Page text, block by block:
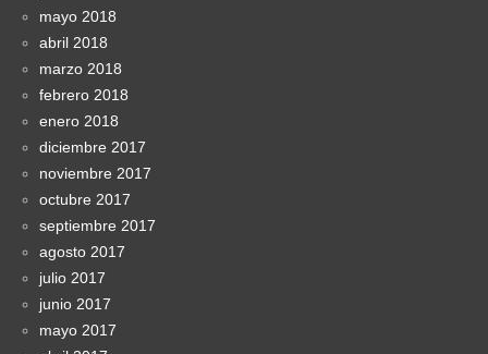
mayo 2018
abril 2018
marzo 2018
febrero 2018
enero 2018
diciembre 2017
noviembre 2017
octubre 2017
septiembre 2017
agosto 2017
julio 2017
junio 2017
mayo 2017